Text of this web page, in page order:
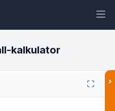
kalkulator
›